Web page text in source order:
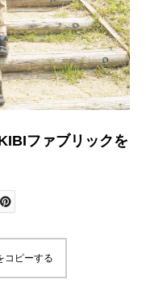
ファブリックを
コピーする